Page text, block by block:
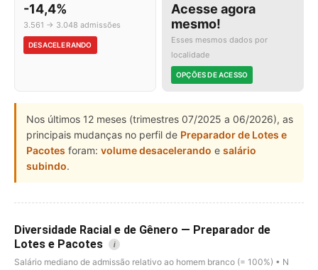
-14,4%
3.561 → 3.048 admissões
DESACELERANDO
Acesse agora
mesmo!
Esses mesmos dados por
localidade
OPÇÕES DE ACESSO
Nos últimos 12 meses (trimestres 07/2025 a 06/2026), as
principais mudanças no perfil de Preparador de Lotes e
Pacotes foram: volume desacelerando e salário
subindo.
Diversidade Racial e de Gênero — Preparador de
Lotes e Pacotes
i
Salário mediano de admissão relativo ao homem branco (= 100%) • N